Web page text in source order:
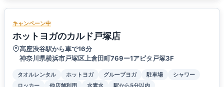
キャンペーン中
ホットヨガのカルド戸塚店
高座渋谷駅から車で16分
神奈川県横浜市戸塚区上倉田町769ー1アピタ戸塚3F
タオルレンタル ホットヨガ グループヨガ 駐車場
シャワー